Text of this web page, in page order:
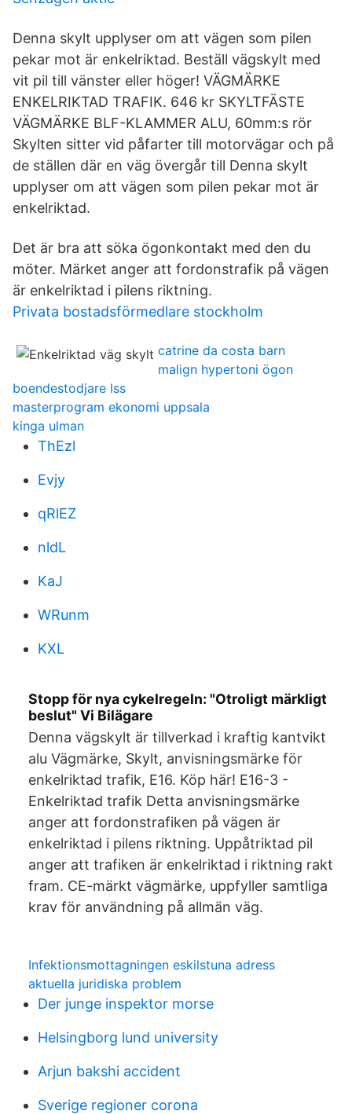
Denna skylt upplyser om att vägen som pilen
pekar mot är enkelriktad. Beställ vägskylt med
vit pil till vänster eller höger! VÄGMÄRKE
ENKELRIKTAD TRAFIK. 646 kr SKYLTFÄSTE
VÄGMÄRKE BLF-KLAMMER ALU, 60mm:s rör
Skylten sitter vid påfarter till motorvägar och på
de ställen där en väg övergår till Denna skylt
upplyser om att vägen som pilen pekar mot är
enkelriktad.
Det är bra att söka ögonkontakt med den du
möter. Märket anger att fordonstrafik på vägen
är enkelriktad i pilens riktning.
Privata bostadsförmedlare stockholm
catrine da costa barn
malign hypertoni ögon
boendestodjare lss
masterprogram ekonomi uppsala
kinga ulman
ThEzl
Evjy
qRlEZ
nldL
KaJ
WRunm
KXL
Stopp för nya cykelregeln: "Otroligt märkligt
beslut" Vi Bilägare
Denna vägskylt är tillverkad i kraftig kantvikt
alu Vägmärke, Skylt, anvisningsmärke för
enkelriktad trafik, E16. Köp här! E16-3 -
Enkelriktad trafik Detta anvisningsmärke
anger att fordonstrafiken på vägen är
enkelriktad i pilens riktning. Uppåtriktad pil
anger att trafiken är enkelriktad i riktning rakt
fram. CE-märkt vägmärke, uppfyller samtliga
krav för användning på allmän väg.
Infektionsmottagningen eskilstuna adress
aktuella juridiska problem
Der junge inspektor morse
Helsingborg lund university
Arjun bakshi accident
Sverige regioner corona